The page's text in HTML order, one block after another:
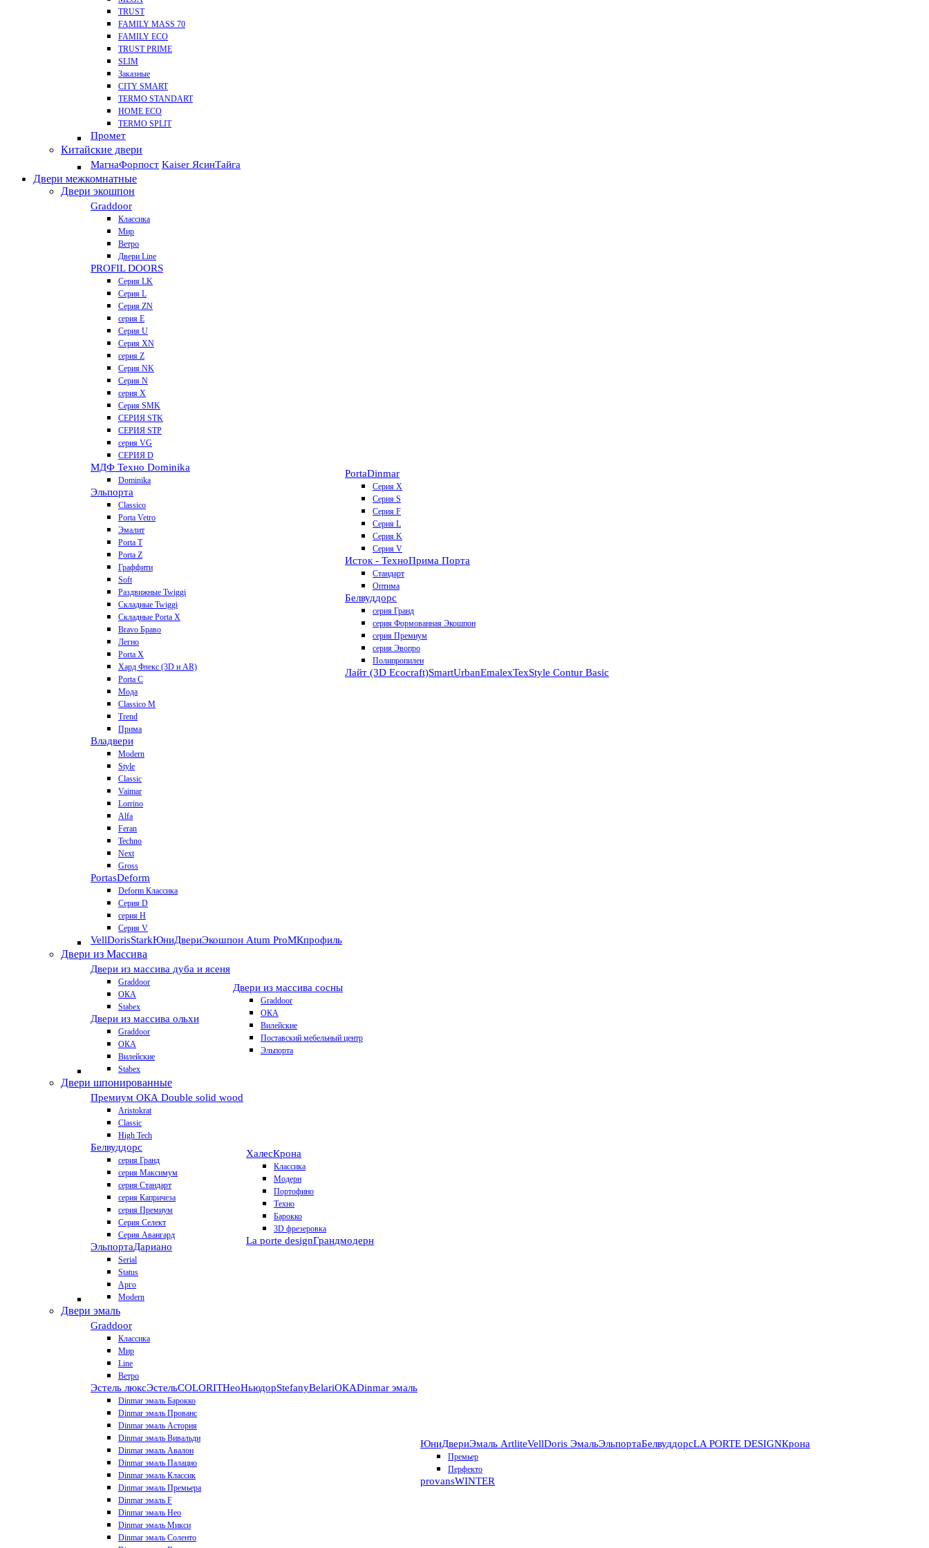
TRUST
FAMILY MASS 70
FAMILY ECO
TRUST PRIME
SLIM
Заказные
CITY SMART
TERMO STANDART
HOME ECO
ТЕRМО SPLIT
Промет
Китайские двери
МагнаФорпост Kaiser ЯсинТайга
Двери межкомнатные
Двери экошпон
Graddoor
Классика
Мир
Ветро
Двери Line
PROFIL DOORS
Серия LK
Серия L
Серия ZN
серия E
Серия U
Серия XN
серия Z
Серия NK
Серия N
серия X
Серия SMK
СЕРИЯ STK
СЕРИЯ STP
серия VG
СЕРИЯ D
МДФ Техно Dominika
Dominika
Эльпорта
Classico
Porta Vetro
Эмалит
Porta T
Porta Z
Граффити
Soft
Раздвижные Twiggi
Складные Twiggi
Складные Porta X
Bravo Браво
Легно
Porta X
Хард Флекс (3D и AR)
Porta C
Мода
Classico M
Trend
Прима
Владвери
Modern
Style
Classic
Vaimar
Lorrino
Alfa
Feran
Techno
Next
Gross
PortasDeform
Deform Классика
Серия D
серия H
Серия V
VellDorisStarkЮниДвериЭкошпон Atum ProМКпрофиль
PortaDinmar
Серия X
Серия S
Серия F
Серия L
Серия K
Серия V
Исток - ТехноПрима Порта
Стандарт
Оптима
Белвуддорс
серия Гранд
серия Формованная Экошпон
серия Премиум
серия Эвопро
Полипропилен
Лайт (3D Ecocraft)SmartUrbanEmalexTexStyle Contur Basic
Двери из Массива
Двери из массива дуба и ясеня
Graddoor
ОКА
Stabex
Двери из массива ольхи
Graddoor
ОКА
Вилейские
Stabex
Двери из массива сосны
Graddoor
ОКА
Вилейские
Поставский мебельный центр
Эльпорта
Двери шпонированные
Премиум ОКА Double solid wood
Aristokrat
Classic
High Tech
Белвуддорс
серия Гранд
серия Максимум
серия Стандарт
серия Капричеза
серия Премиум
Серия Селект
Серия Авангард
ЭльпортаДариано
Serial
Status
Арго
Modern
ХалесКрона
Классика
Модерн
Портофино
Техно
Барокко
3D фрезеровка
La porte designГрандмодерн
Двери эмаль
Graddoor
Классика
Мир
Line
Ветро
Эстель люксЭстельCOLORITНеоНьюдорStefanyBelariОКАDinmar эмаль
Dinmar эмаль Барокко
Dinmar эмаль Прованс
Dinmar эмаль Астория
Dinmar эмаль Вивальди
Dinmar эмаль Авалон
Dinmar эмаль Палацио
Dinmar эмаль Классик
Dinmar эмаль Премьера
Dinmar эмаль F
Dinmar эмаль Нео
Dinmar эмаль Микси
Dinmar эмаль Соленто
ЮниДвериЭмаль ArtliteVellDoris ЭмальЭльпортаБелвуддорсLA PORTE DESIGNКрона
Премьер
Перфекто
provansWINTER